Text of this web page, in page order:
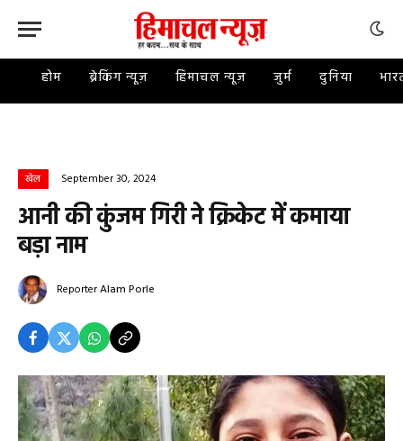
होम ब्रेकिंग न्यूज़ हिमाचल न्यूज़ जुर्म दुनिया
खेल September 30, 2024
आनी की कुंजम गिरी ने क्रिकेट में कमाया
बड़ा नाम
ReporterAlam Porle